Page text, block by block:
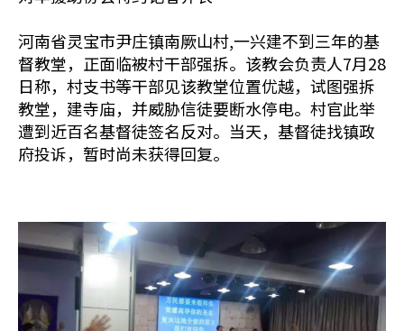
河南省灵宝市尹庄镇南厥山村,一兴建不到三年的基
督教堂，正面临被村干部强拆。该教会负责人7月28
日称，村支书等干部见该教堂位置优越，试图强拆
教堂，建寺庙，并威胁信徒要断水停电。村官此举
遭到近百名基督徒签名反对。当天，基督徒找镇政
府投诉，暂时尚未获得回复。